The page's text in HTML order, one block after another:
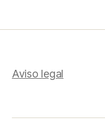
Aviso legal